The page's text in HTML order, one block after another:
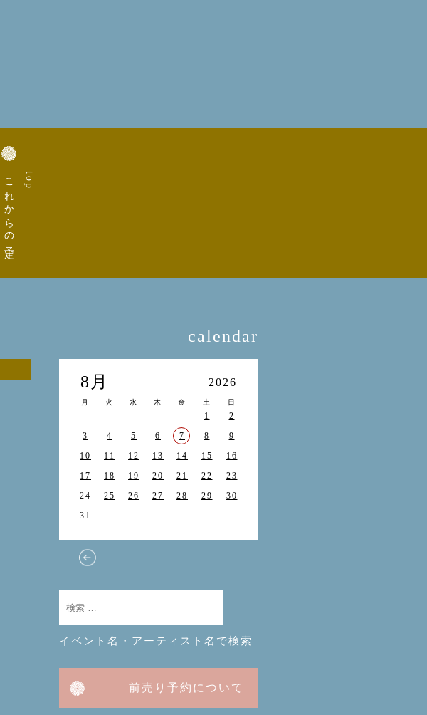
top
これからの予定
calendar
8月 2026
月 火 水 木 金 土 日
1
2
3
4 5 6 7 8
9
10
11 12 13 14 15
16
17
18 19 20 21 22
23
24
25 26 27 28 29
30
31
イベント名・アーティスト名で検索
前売り予約について